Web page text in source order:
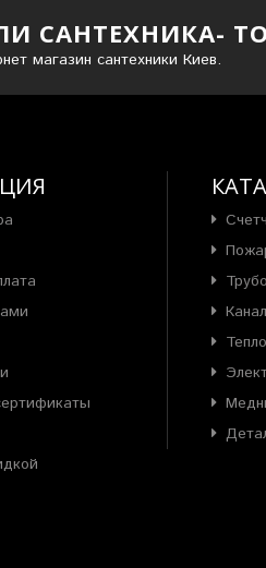
САНТЕХНИКА- ТО
магазин сантехники Киев.